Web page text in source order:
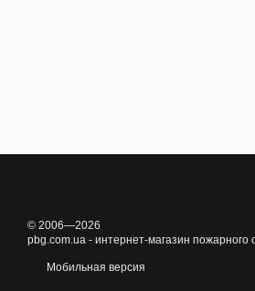
© 2006—2026
pbg.com.ua - интернет-магазин пожарного
Мобильная версия